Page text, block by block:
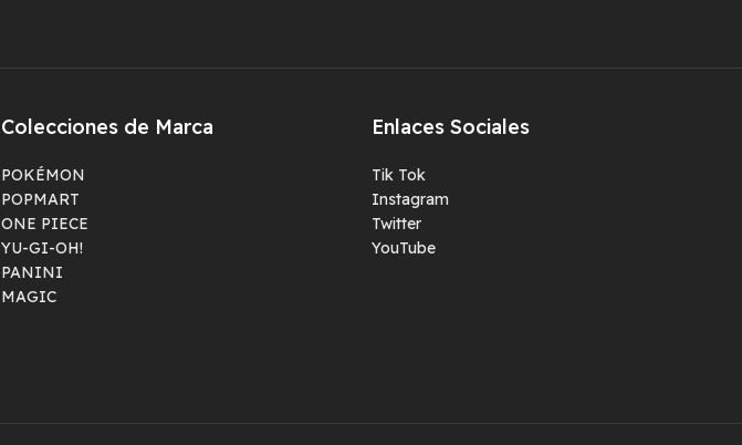
Colecciones de Marca
POKÉMON
POPMART
ONE PIECE
YU-GI-OH!
PANINI
MAGIC
Enlaces Sociales
Tik Tok
Instagram
Twitter
YouTube